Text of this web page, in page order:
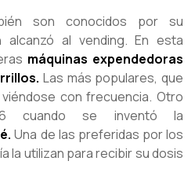
son conocidos por su
alcanzó al vending. En esta
máquinas expendedoras
Las más populares, que
con frecuencia. Otro
cuando se inventó la
Una de las preferidas por los
la utilizan para recibir su dosis